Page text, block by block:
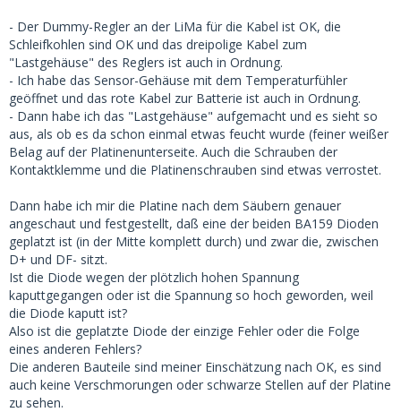
- Der Dummy-Regler an der LiMa für die Kabel ist OK, die
Schleifkohlen sind OK und das dreipolige Kabel zum
"Lastgehäuse" des Reglers ist auch in Ordnung.
- Ich habe das Sensor-Gehäuse mit dem Temperaturfühler
geöffnet und das rote Kabel zur Batterie ist auch in Ordnung.
- Dann habe ich das "Lastgehäuse" aufgemacht und es sieht so
aus, als ob es da schon einmal etwas feucht wurde (feiner weißer
Belag auf der Platinenunterseite. Auch die Schrauben der
Kontaktklemme und die Platinenschrauben sind etwas verrostet.
Dann habe ich mir die Platine nach dem Säubern genauer
angeschaut und festgestellt, daß eine der beiden BA159 Dioden
geplatzt ist (in der Mitte komplett durch) und zwar die, zwischen
D+ und DF- sitzt.
Ist die Diode wegen der plötzlich hohen Spannung
kaputtgegangen oder ist die Spannung so hoch geworden, weil
die Diode kaputt ist?
Also ist die geplatzte Diode der einzige Fehler oder die Folge
eines anderen Fehlers?
Die anderen Bauteile sind meiner Einschätzung nach OK, es sind
auch keine Verschmorungen oder schwarze Stellen auf der Platine
zu sehen.